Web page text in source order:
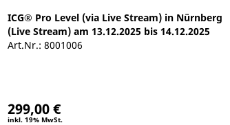
ICG® Pro Level (via Live Stream) in Nürnberg
(Live Stream) am 13.12.2025 bis 14.12.2025
Art.Nr.: 8001006
299,00 €
inkl. 19% MwSt.